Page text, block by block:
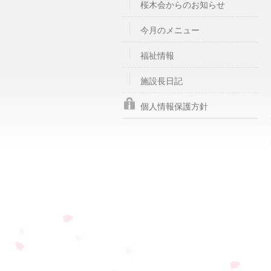
桜木会からのお知らせ
今月のメニュー
福祉情報
施設長日記
個人情報保護方針